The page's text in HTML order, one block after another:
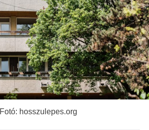
Fotó: hosszulepes.org